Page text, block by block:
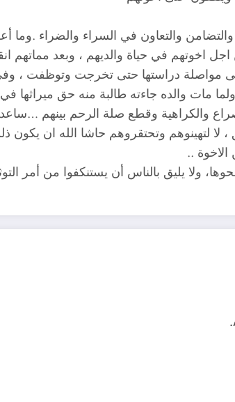
والتعاون في السراء والضراء .وما
اجل اخوتهم في حياة والديهم ، وبعد مماتهم
دراستها حتى تخرجت وتوظفت ،
مات والده جاءته طالبة منه حق ميراثها في
والكراهية وقطع صلة الرحم بينهم
لا لتهينوهم وتحتقروهم حاشا الله ان يكون
..
ولا يليق بالناس أن يستنكفوا من أمر